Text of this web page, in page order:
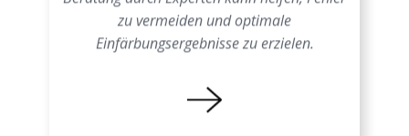
Beratung durch Experten kann helfen, Fehler
zu vermeiden und optimale
Einfärbungsergebnisse zu erzielen.